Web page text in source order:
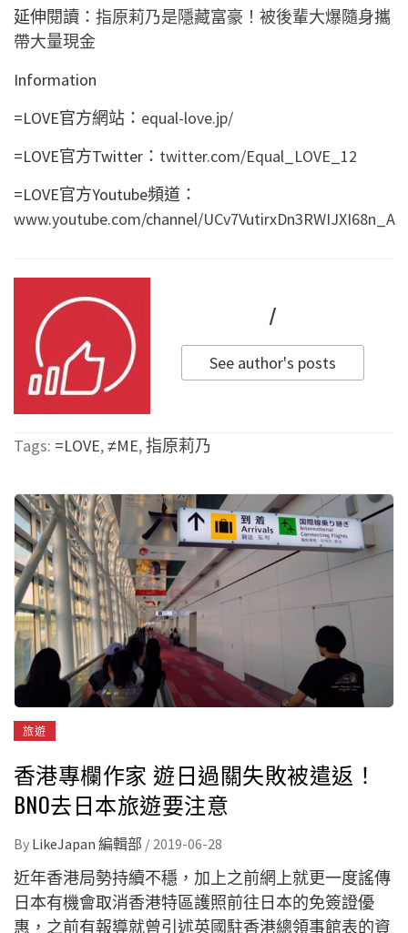
延伸閱讀： 指原莉乃是隱藏富豪！被後輩大爆隨身攜
帶大量現金
Information
=LOVE官方網站： equal-love.jp/
=LOVE官方Twitter： twitter.com/Equal_LOVE_12
=LOVE官方Youtube頻道：
www.youtube.com/channel/UCv7VutirxDn3RWIJXI68n_A
/
See author's posts
Tags: =LOVE,≠ME,指原莉乃
旅遊
香港專欄作家 遊日過關失敗被遣返！
BNO去日本旅遊要注意
By LikeJapan 編輯部 / 2019-06-28
近年香港局勢持續不穩，加上之前網上就更一度謠傳
日本有機會取消香港特區護照前往日本的免簽證優
惠，之前有報導就曾引述英國駐香港總領事館表的資